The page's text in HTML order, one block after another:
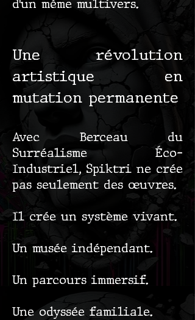
d’un même multivers.
Une révolution
artistique en
mutation permanente
Avec Berceau du
Surréalisme Éco-
Industriel, Spiktri ne crée
pas seulement des œuvres.
Il crée un système vivant.
Un musée indépendant.
Un parcours immersif.
Une odyssée familiale.